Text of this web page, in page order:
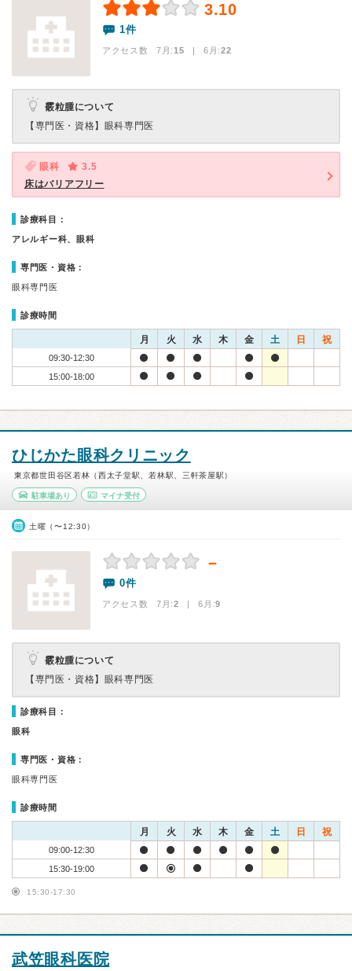
3.10
1件
アクセス数 7月:15 | 6月:22
霰粒腫について
【専門医・資格】 眼科専門医
眼科
3.5
床はバリアフリー
診療科目：
アレルギー科、眼科
専門医・資格：
眼科専門医
診療時間
月 火 水 木 金 土 日 祝
09:30-12:30
15:00-18:00
ひじかた眼科クリニック
東京都世田谷区若林（西太子堂駅、若林駅、三軒茶屋駅）
駐車場あり マイナ受付
土曜（〜12:30）
－
0件
アクセス数 7月:2 | 6月:9
霰粒腫について
【専門医・資格】 眼科専門医
診療科目：
眼科
専門医・資格：
眼科専門医
診療時間
月 火 水 木 金 土 日 祝
09:00-12:30
15:30-19:00
15:30-17:30
武笠眼科医院